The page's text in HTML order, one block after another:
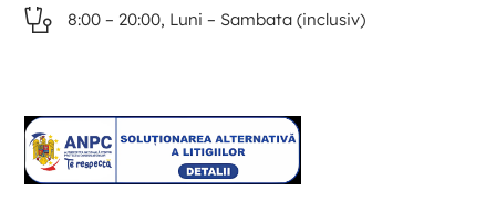
8:00 – 20:00, Luni – Sambata (inclusiv)